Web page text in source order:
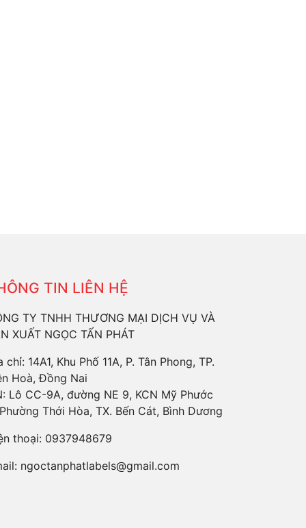
TIN LIÊN HỆ
TY TNHH THƯƠNG MẠI DỊCH VỤ VÀ
XUẤT NGỌC TẤN PHÁT
chỉ: 14A1, Khu Phố 11A, P. Tân Phong, TP.
Hoà, Đồng Nai
Lô CC-9A, đường NE 9, KCN Mỹ Phước
Thới Hòa, TX. Bến Cát, Bình Dương
thoại: 0937948679
ngoctanphatlabels@gmail.com